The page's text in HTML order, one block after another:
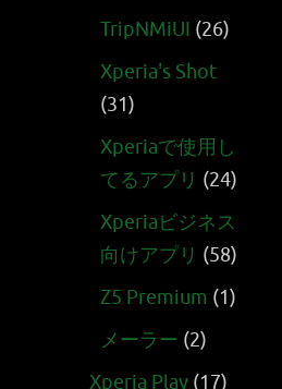
TripNMiUI (26)
Xperia's Shot
(31)
Xperiaで使用し
てるアプリ (24)
Xperiaビジネス
向けアプリ (58)
Z5 Premium (1)
メーラー (2)
Xperia Play (17)